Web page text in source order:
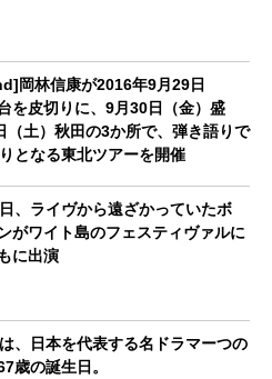
岡林信康が2016年9月29日
を皮切りに、9月30日（金）盛
（土）秋田の3か所で、弾き語りで
となる東北ツアーを開催
、ライヴから遠ざかっていたボ
がワイト島のフェスティヴァルに
に出演
、日本を代表する名ドラマーつの
歳の誕生日。